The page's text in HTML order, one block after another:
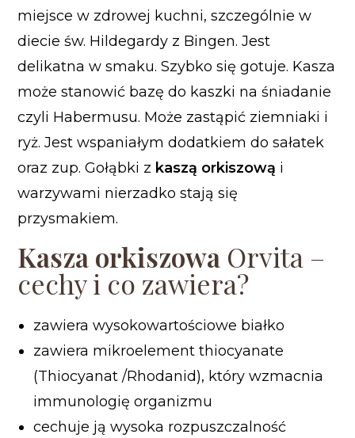
miejsce w zdrowej kuchni, szczególnie w
diecie św. Hildegardy z Bingen. Jest
delikatna w smaku. Szybko się gotuje. Kasza
może stanowić bazę do kaszki na śniadanie
czyli Habermusu. Może zastąpić ziemniaki i
ryż. Jest wspaniałym dodatkiem do sałatek
oraz zup. Gołąbki z kaszą orkiszową i
warzywami nierzadko stają się
przysmakiem.
Kasza orkiszowa Orvita –
cechy i co zawiera?
zawiera wysokowartościowe białko
zawiera mikroelement thiocyanate
(Thiocyanat /Rhodanid), który wzmacnia
immunologię organizmu
cechuje ją wysoka rozpuszczalność